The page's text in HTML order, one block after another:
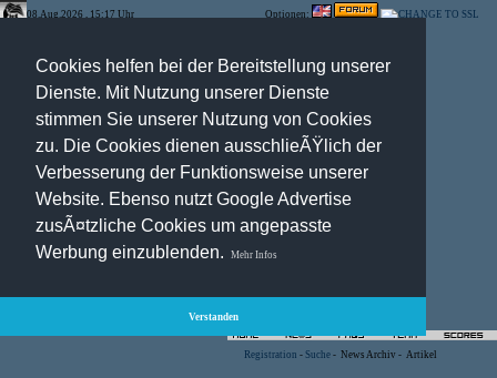
Cookies helfen bei der Bereitstellung unserer
Dienste. Mit Nutzung unserer Dienste
stimmen Sie unserer Nutzung von Cookies
zu. Die Cookies dienen ausschlieÃŸlich der
Verbesserung der Funktionsweise unserer
Website. Ebenso nutzt Google Advertise
zusÃ¤tzliche Cookies um angepasste
Werbung einzublenden.
Mehr Infos
Verstanden
08.Aug.2026 , 15:17 Uhr Optionen:
Registration - Suche - News Archiv - Artikel